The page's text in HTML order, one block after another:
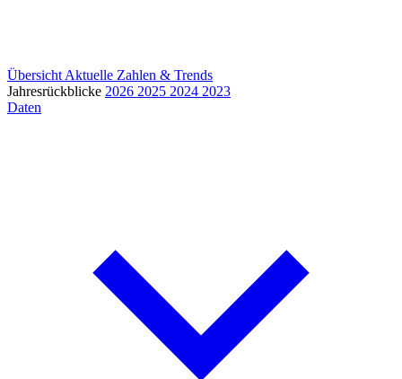
Übersicht Aktuelle Zahlen & Trends
Jahresrückblicke 2026 2025 2024 2023
Daten